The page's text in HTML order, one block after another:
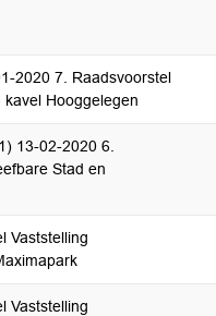
2020 7. Raadsvoorstel
Hooggelegen
13-02-2020 6.
Stad en
Vaststelling
Vaststelling